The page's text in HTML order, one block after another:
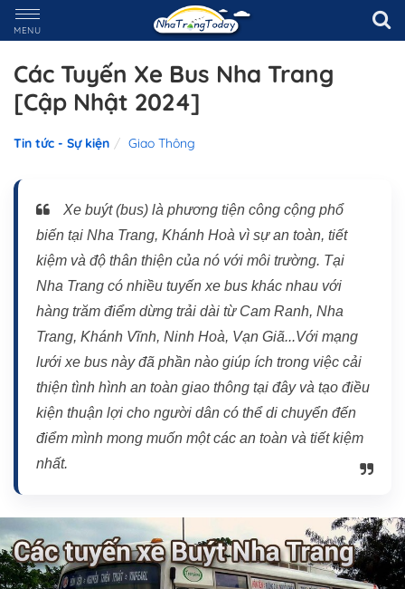
MENU
Các Tuyến Xe Bus Nha Trang
[Cập Nhật 2024]
Tin tức - Sự kiện Giao Thông
Xe buýt (bus) là phương tiện công cộng phổ
biến tại Nha Trang, Khánh Hoà vì sự an toàn, tiết
kiệm và độ thân thiện của nó với môi trường. Tại
Nha Trang có nhiều tuyến xe bus khác nhau với
hàng trăm điểm dừng trải dài từ Cam Ranh, Nha
Trang, Khánh Vĩnh, Ninh Hoà, Vạn Giã...Với mạng
lưới xe bus này đã phần nào giúp ích trong việc cải
thiện tình hình an toàn giao thông tại đây và tạo điều
kiện thuận lợi cho người dân có thể di chuyển đến
điểm mình mong muốn một các an toàn và tiết kiệm
nhất.